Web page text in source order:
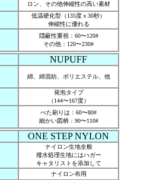
ロン、その他伸縮性の高い素材
低温硬化型（135度ｘ30秒）
伸縮性に優れる
隠蔽性重視：60〜120#
その他：120〜230#
NUPUFF
綿、綿混紡、ポリエステル、他
発泡タイプ
（144〜167度）
べた刷りは：60〜80#
細かい図柄：90〜110#
ONE STEP NYLON
ナイロン生地全般
撥水処理生地にはハガー
キャタリストを添加して
ナイロン布用